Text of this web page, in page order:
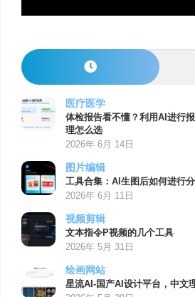
医疗医学
体检报告看不懂？利用AI进行
理怎么选
2026年 6月 14日
图片编辑
工具合集：AI生图后如何进行
2026年 6月 11日
视频剪辑
文本指令P视频的几个工具
2026年 5月 31日
绘画网站
星流AI-国产AI设计平台，中文